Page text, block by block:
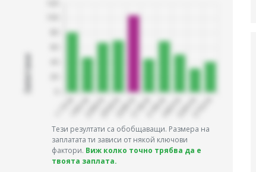
Тези резултати са обобщаващи. Размера на
заплатата ти зависи от някой ключови
фактори. Виж колко точно трябва да е
твоята заплата.